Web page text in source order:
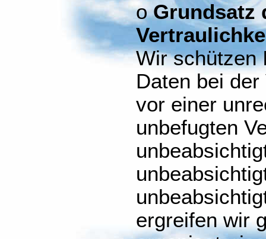
oGrundsatz
Wir schützen
Daten bei
vor einer
unbefugten
ergreifen wir